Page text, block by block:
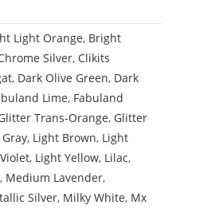
Light Orange, Bright
Silver, Clikits
, Dark Olive Green, Dark
Lime, Fabuland
Trans-Orange, Glitter
, Light Brown, Light
, Light Yellow, Lilac,
, Medium Lavender,
Silver, Milky White, Mx